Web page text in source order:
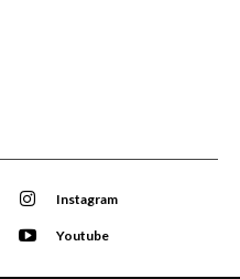
Instagram
Youtube